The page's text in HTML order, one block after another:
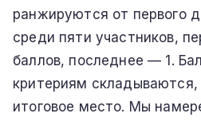
ранжируются от первого
среди пяти участников,
баллов, последнее — 1.
критериям складываются,
итоговое место. Мы